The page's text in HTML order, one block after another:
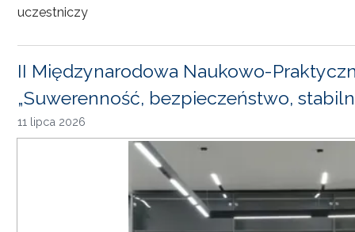
uczestniczy
II Międzynarodowa Naukowo-
„Suwerenność, bezpieczeństwo,
11 lipca 2026